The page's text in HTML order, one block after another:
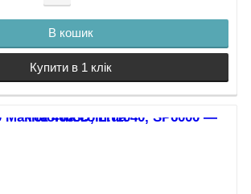
В кошик
Купити в 1 клік